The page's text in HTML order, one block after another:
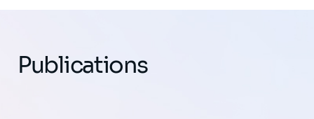
Publications